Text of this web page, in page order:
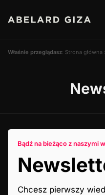
Właśnie przeglądasz: Strona główna
Bądź na bieżąco z naszymi
Chcesz pierwszy